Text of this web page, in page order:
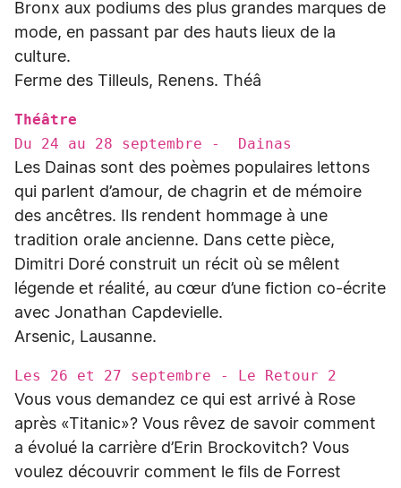
Bronx aux podiums des plus grandes marques de
mode, en passant par des hauts lieux de la
culture.
Ferme des Tilleuls, Renens. Théâ
Théâtre
Du 24 au 28 septembre - Dainas
Les Dainas sont des poèmes populaires lettons
qui parlent d’amour, de chagrin et de mémoire
des ancêtres. Ils rendent hommage à une
tradition orale ancienne. Dans cette pièce,
Dimitri Doré construit un récit où se mêlent
légende et réalité, au cœur d’une fiction co-écrite
avec Jonathan Capdevielle.
Arsenic, Lausanne.
Les 26 et 27 septembre - Le Retour 2
Vous vous demandez ce qui est arrivé à Rose
après «Titanic»? Vous rêvez de savoir comment
a évolué la carrière d’Erin Brockovitch? Vous
voulez découvrir comment le fils de Forrest